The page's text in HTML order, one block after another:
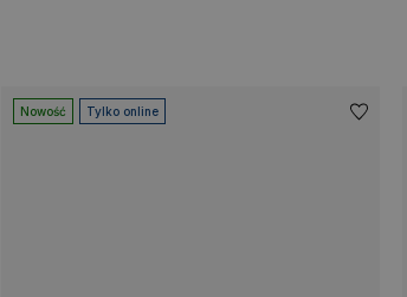
Nowość Tylko online